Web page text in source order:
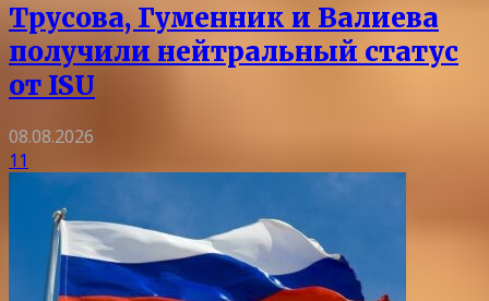
Трусова, Гуменник и Валиева
получили нейтральный статус
от ISU
08.08.2026
11